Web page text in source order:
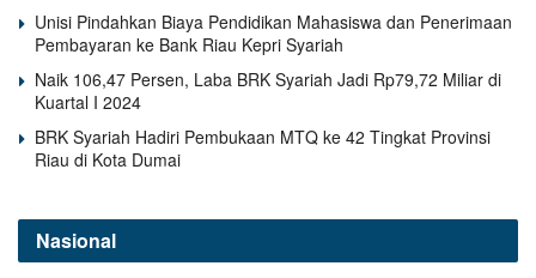
Unisi Pindahkan Biaya Pendidikan Mahasiswa dan Penerimaan
Pembayaran ke Bank Riau Kepri Syariah
Naik 106,47 Persen, Laba BRK Syariah Jadi Rp79,72 Miliar di
Kuartal I 2024
BRK Syariah Hadiri Pembukaan MTQ ke 42 Tingkat Provinsi
Riau di Kota Dumai
Nasional